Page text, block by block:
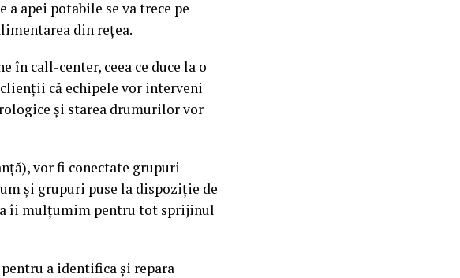
apei potabile se va trece pe
din rețea.
call-center, ceea ce duce la o
că echipele vor interveni
și starea drumurilor vor
vor fi conectate grupuri
și grupuri puse la dispoziție de
îi mulțumim pentru tot sprijinul
a identifica și repara